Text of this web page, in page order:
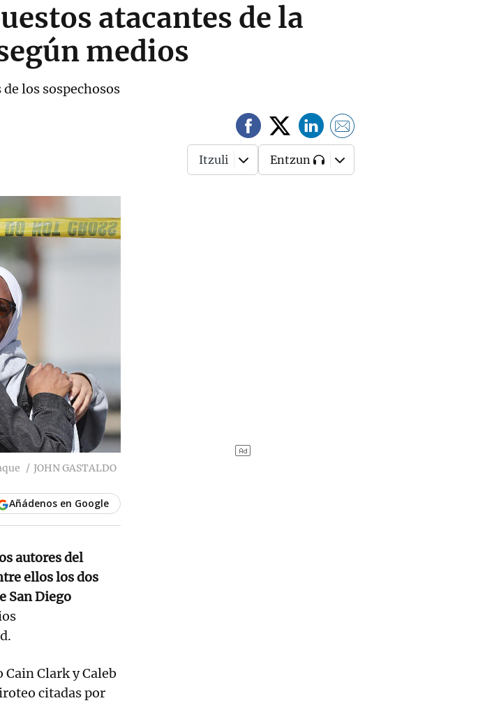
atacantes de la
medios
los sospechosos
Itzuli Entzun
JOHN GASTALDO
Añádenos en Google
autores del
ellos los dos
San Diego
Clark y Caleb
citadas por